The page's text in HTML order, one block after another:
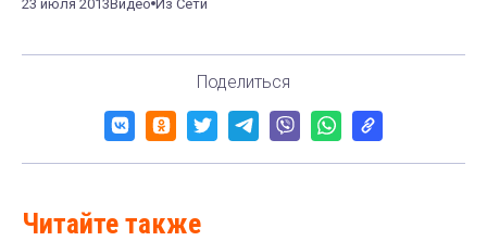
23 июля 2013Видео Из Сети
Поделиться
Читайте также